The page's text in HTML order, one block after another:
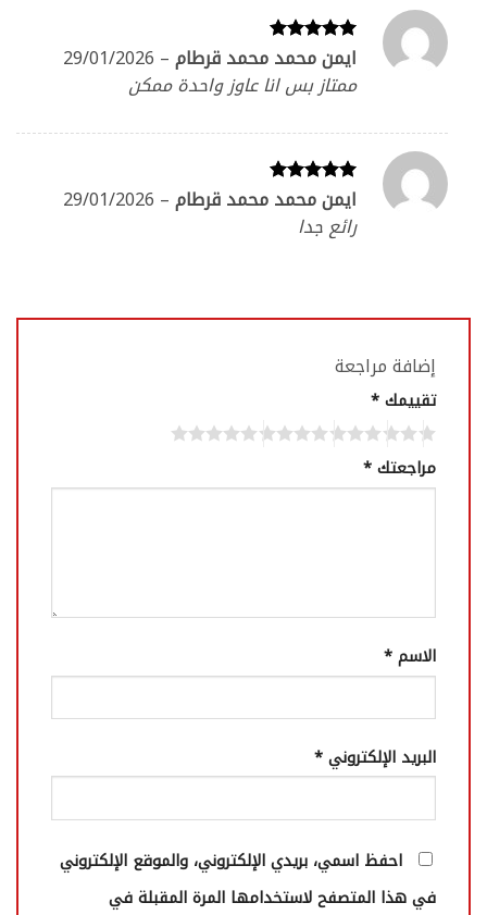
تم التقييم
من 5
ايمن محمد محمد قرطام–
29/01/2026
ممتاز بس انا عاوز واحدة ممكن
تم التقييم
من 5
ايمن محمد محمد قرطام–
29/01/2026
رائع جدا
إضافة مراجعة
تقييمك*
مراجعتك*
الاسم*
البريد الإلكتروني*
احفظ اسمي، بريدي الإلكتروني، والموقع الإلكتروني
في هذا المتصفح لاستخدامها المرة المقبلة في